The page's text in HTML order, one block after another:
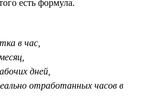
есть формула.
в час,
дней,
отработанных часов в